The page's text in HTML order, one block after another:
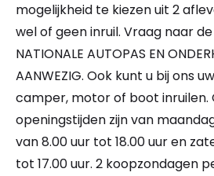
mogelijkheid te kiezen uit 2
wel of geen inruil. Vraag naar
NATIONALE AUTOPAS EN
AANWEZIG. Ook kunt u bij ons
camper, motor of boot inruilen.
openingstijden zijn van
van 8.00 uur tot 18.00 uur en
tot 17.00 uur. 2 koopzondagen